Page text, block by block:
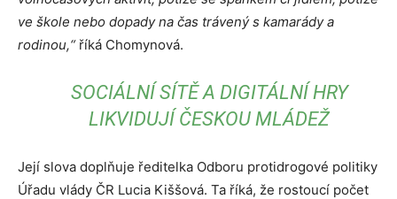
ve škole nebo dopady na čas trávený s kamarády a
rodinou,“říká Chomynová.
SOCIÁLNÍ SÍTĚ A DIGITÁLNÍ HRY
LIKVIDUJÍ ČESKOU MLÁDEŽ
Její slova doplňuje ředitelka Odboru protidrogové politiky
Úřadu vlády ČR Lucia Kiššová. Ta říká, že rostoucí počet